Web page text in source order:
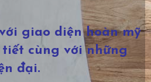
giao diện hoàn mỹ
cùng với những
đại.